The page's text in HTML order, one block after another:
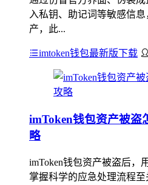
入私钥、助记词等敏感信
产，此...
imtoken钱包最新版下载
imToken钱包资产被盗
略
imToken钱包资产被盗后，
掌握科学的应急处理流程